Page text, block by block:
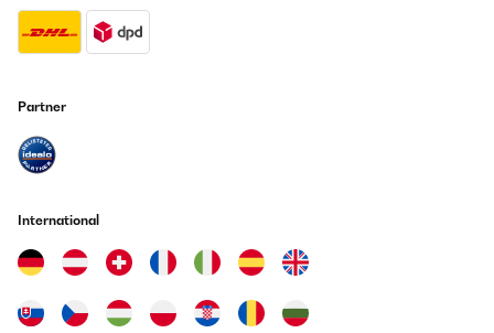
Partner
International